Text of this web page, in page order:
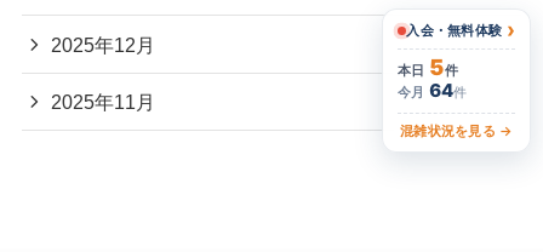
2025年12月
2025年11月
入会・無料体験 ›
本日 5件
今月 64件
混雑状況を見る →